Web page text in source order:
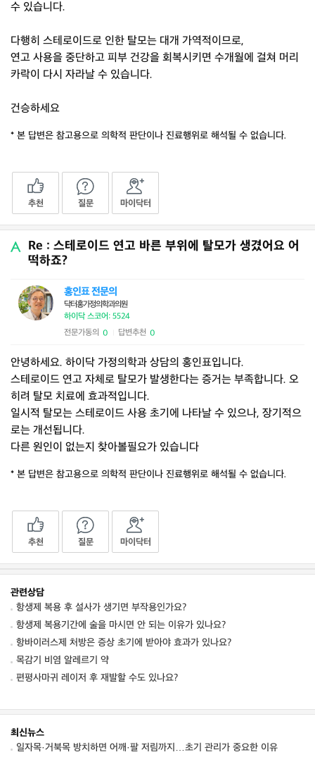
수 있습니다.
다행히 스테로이드로 인한 탈모는 대개 가역적이므로,
연고 사용을 중단하고 피부 건강을 회복시키면 수개월에 걸쳐 머리
카락이 다시 자라날 수 있습니다.
건승하세요
* 본 답변은 참고용으로 의학적 판단이나 진료행위로 해석될 수 없습니다.
추천 질문 마이닥터
Re : 스테로이드 연고 바른 부위에 탈모가 생겼어요 어
떡하죠?
홍인표 전문의
닥터홍가정의학과의원
하이닥 스코어: 5524
전문가동의 0 답변추천 0
안녕하세요. 하이닥 가정의학과 상담의 홍인표입니다.
스테로이드 연고 자체로 탈모가 발생한다는 증거는 부족합니다. 오
히려 탈모 치료에 효과적입니다.
일시적 탈모는 스테로이드 사용 초기에 나타날 수 있으나, 장기적으
로는 개선됩니다.
다른 원인이 없는지 찾아볼필요가 있습니다
* 본 답변은 참고용으로 의학적 판단이나 진료행위로 해석될 수 없습니다.
추천 질문 마이닥터
관련상담
항생제 복용 후 설사가 생기면 부작용인가요?
항생제 복용기간에 술을 마시면 안 되는 이유가 있나요?
항바이러스제 처방은 증상 초기에 받아야 효과가 있나요?
목감기 비염 알레르기 약
편평사마귀 레이저 후 재발할 수도 있나요?
최신뉴스
일자목·거북목 방치하면 어깨·팔 저림까지…초기 관리가 중요한 이유